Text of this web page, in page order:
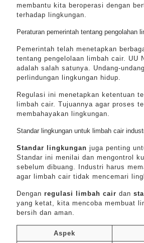
membantu kita beroperasi dengan
terhadap lingkungan.
Peraturan pemerintah tentang pengolahan
Pemerintah telah menetapkan
tentang pengelolaan limbah cair. UU
adalah salah satunya. Undang-
perlindungan lingkungan hidup.
Regulasi ini menetapkan ketentuan
limbah cair. Tujuannya agar proses
membahayakan lingkungan.
Standar lingkungan untuk limbah cair
Standar lingkungan juga penting
Standar ini menilai dan mengontrol
sebelum dibuang. Industri harus
agar limbah cair tidak mencemari
Dengan regulasi limbah cair dan
yang ketat, kita mencoba membuat
bersih dan aman.
Aspek